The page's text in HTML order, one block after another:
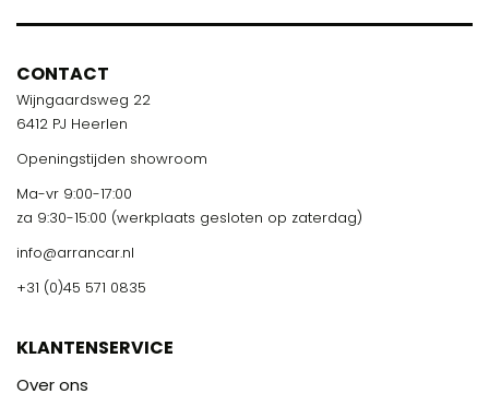
CONTACT
Wijngaardsweg 22
6412 PJ Heerlen
Openingstijden showroom
Ma-vr 9:00-17:00
za 9:30-15:00 (werkplaats gesloten op zaterdag)
info@arrancar.nl
+31 (0)45 571 0835
KLANTENSERVICE
Over ons